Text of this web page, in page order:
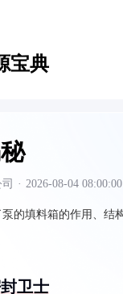
宝典
· 2026-08-04 08:00:00
的填料箱的作用、结
卫士